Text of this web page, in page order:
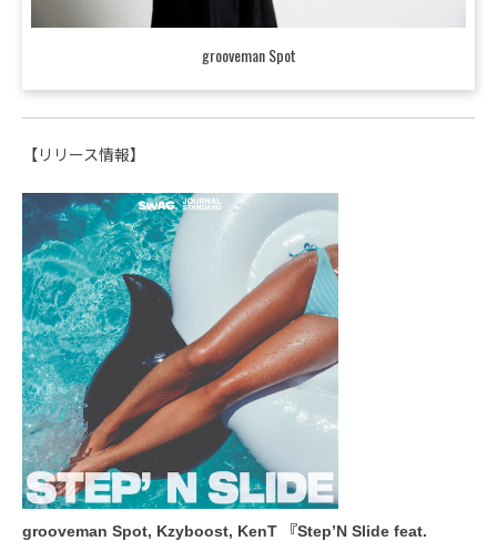
grooveman Spot
【リリース情報】
grooveman Spot, Kzyboost, KenT 『Step’N Slide feat.